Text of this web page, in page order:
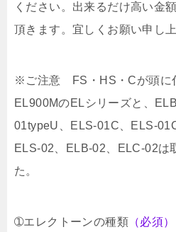
ください。出来るだけ高い金
頂きます。宜しくお願い申し上
※ご注意 FS・HS・Cが頭に
EL900MのELシリーズと、
01typeU、ELS-01C、ELS-
ELS-02、ELB-02、ELC-02は
た。
➀エレクトーンの種類 （必須）